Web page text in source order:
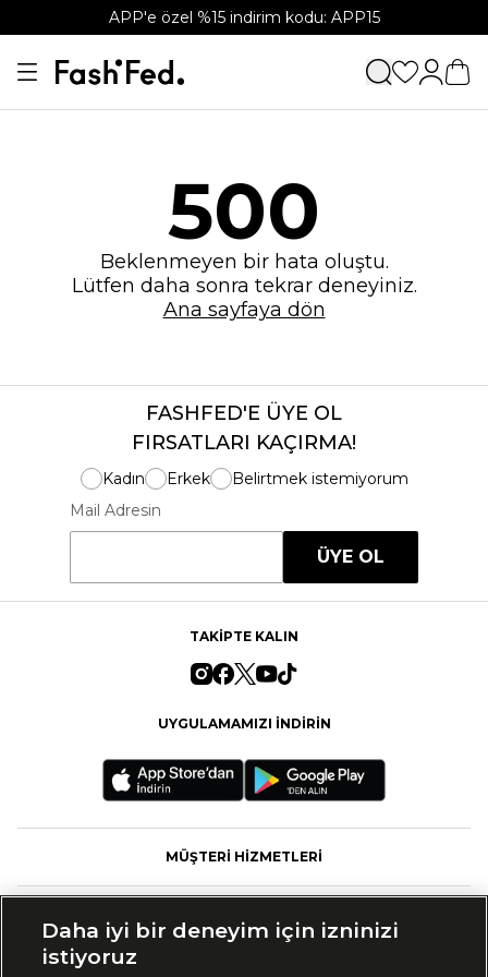
APP'e özel %15 indirim kodu: APP15
500
Beklenmeyen bir hata oluştu.
Lütfen daha sonra tekrar deneyiniz.
Ana sayfaya dön
FASHFED'E ÜYE OL
FIRSATLARI KAÇIRMA!
Kadın Erkek
Belirtmek istemiyorum
Mail Adresin
ÜYE OL
TAKİPTE KALIN
UYGULAMAMIZI İNDİRİN
MÜŞTERİ HİZMETLERİ
Daha iyi bir deneyim için izninizi
istiyoruz